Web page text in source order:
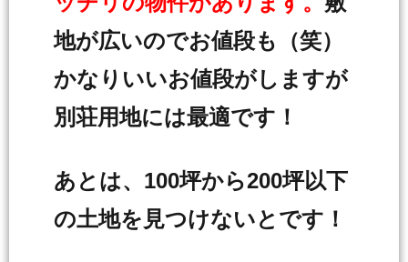
地が広いのでお値段も（笑）
かなりいいお値段がしますが
別荘用地には最適です！
あとは、100坪から200坪以下
の土地を見つけないとです！